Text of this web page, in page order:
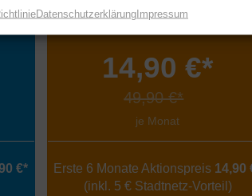
DatenschutzerklärungImpressum
€*
Anschluss 500 MBit
14,90 €*
49,90 €*
je Monat
Erste 6 Monate Aktionspreis 14,90
(inkl. 5 € Stadtnetz-Vorteil)